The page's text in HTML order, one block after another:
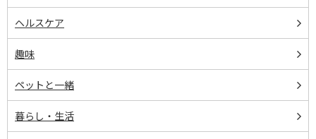
ヘルスケア
趣味
ペットと一緒
暮らし・生活